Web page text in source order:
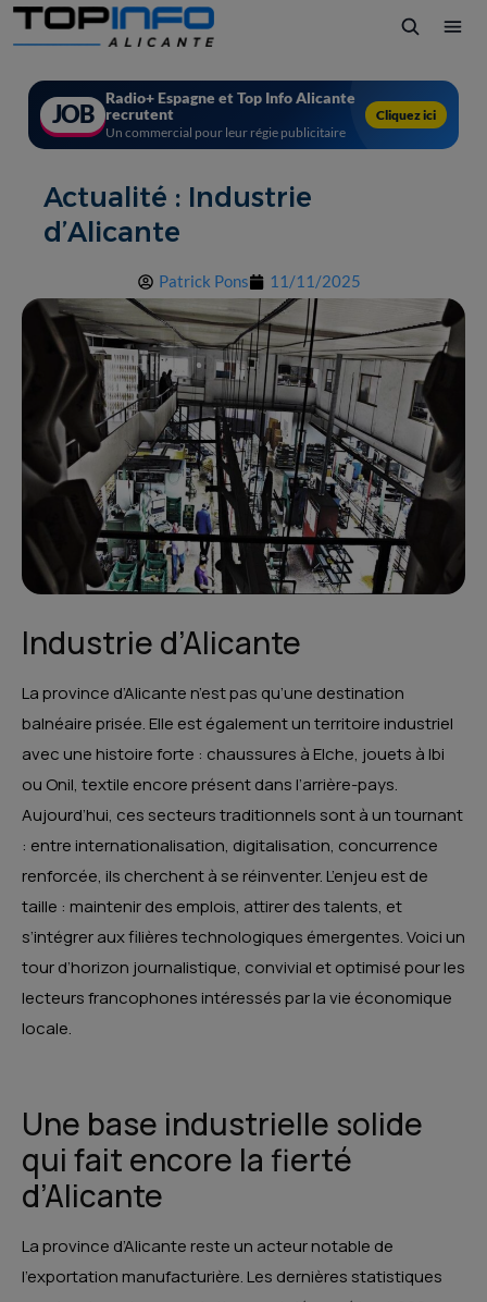
JOB
Radio+ Espagne et Top Info Alicante
recrutent
Un commercial pour leur régie publicitaire
Cliquez ici
Actualité : Industrie
d’Alicante
Patrick Pons 11/11/2025
Industrie d’Alicante
La province d’Alicante n’est pas qu’une destination
balnéaire prisée. Elle est également un territoire industriel
avec une histoire forte : chaussures à Elche, jouets à Ibi
ou Onil, textile encore présent dans l’arrière-pays.
Aujourd’hui, ces secteurs traditionnels sont à un tournant
: entre internationalisation, digitalisation, concurrence
renforcée, ils cherchent à se réinventer. L’enjeu est de
taille : maintenir des emplois, attirer des talents, et
s’intégrer aux filières technologiques émergentes. Voici un
tour d’horizon journalistique, convivial et optimisé pour les
lecteurs francophones intéressés par la vie économique
locale.
Une base industrielle solide
qui fait encore la fierté
d’Alicante
La province d’Alicante reste un acteur notable de
l’exportation manufacturière. Les dernières statistiques